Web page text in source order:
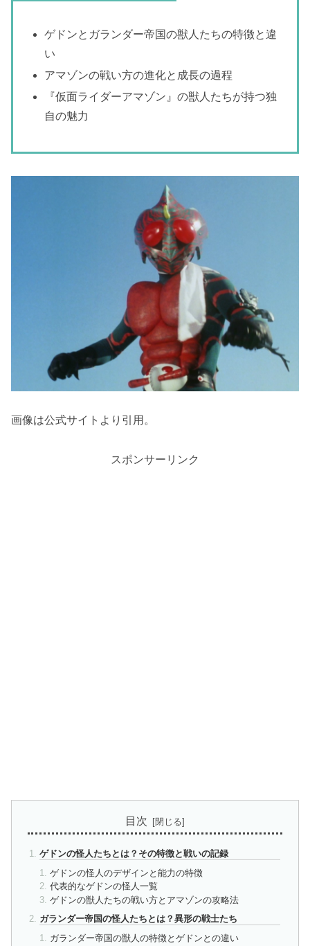
ゲドンとガランダー帝国の獣人たちの特徴と違
い
アマゾンの戦い方の進化と成長の過程
『仮面ライダーアマゾン』の獣人たちが持つ独
自の魅力
画像は公式サイトより引用。
スポンサーリンク
目次
ゲドンの怪人たちとは？その特徴と戦いの記録
ゲドンの怪人のデザインと能力の特徴
代表的なゲドンの怪人一覧
ゲドンの獣人たちの戦い方とアマゾンの攻略法
ガランダー帝国の怪人たちとは？異形の戦士たち
ガランダー帝国の獣人の特徴とゲドンとの違い